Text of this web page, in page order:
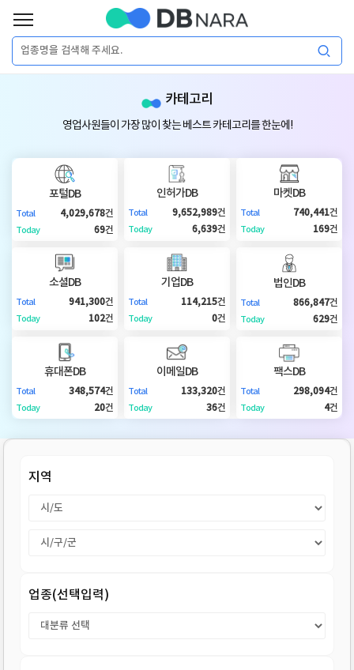
로
그
합
털
인
DB
인
휴
지역
업종(선택입력)
카테고리
영업사원들이 가장 많이 찾는 베스트 카테고리를 한눈에!
포털DB
Total 4,029,678건
Today 69건
인허가DB
Total 9,652,989건
Today 6,639건
마켓DB
Total 740,441건
Today 169건
소셜DB
Total 941,300건
Today 102건
기업DB
Total 114,215건
Today 0건
법인DB
Total 866,847건
Today 629건
휴대폰DB
Total 348,574건
Today 20건
이메일DB
Total 133,320건
Today 36건
팩스DB
Total 298,094건
Today 4건